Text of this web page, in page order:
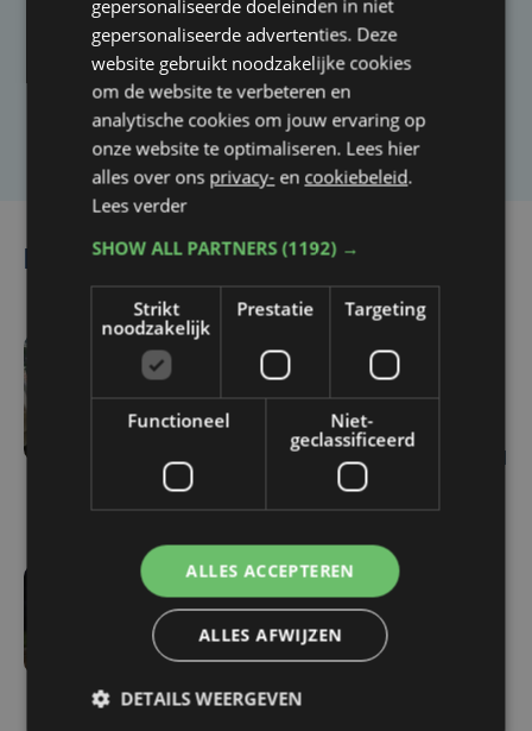
Heb je een taal- of schrijffout opgemerkt in dit
artikel?
Laat het ons weten
Lees ook
zo 21 juni | 11:47
School in Waregem
volledig ondergelopen na
onweer: "Het water stond
25 cm hoog"
zo 21 juni | 07:54
Hevig onweer:
modderstroom loopt
huizen binnen in
gepersonaliseerde doeleinden in niet
gepersonaliseerde advertenties. Deze
website gebruikt noodzakelijke cookies
om de website te verbeteren en
analytische cookies om jouw ervaring op
onze website te optimaliseren. Lees hier
alles over ons privacy- en cookiebeleid.
Lees verder
SHOW ALL PARTNERS(1192) →
Strikt
noodzakelijk
Prestatie Targeting
Functioneel
Niet-
geclassificeerd
ALLES ACCEPTEREN
ALLES AFWIJZEN
DETAILS WEERGEVEN